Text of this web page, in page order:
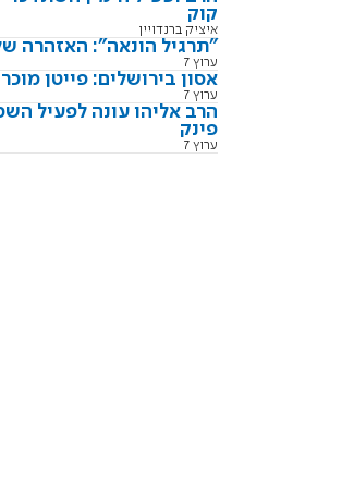
קוק
איציק ברנדויין
"תרגיל הונאה": האזהרה
ערוץ 7
אסון בירושלים: פייטן
ערוץ 7
הרב אליהו עונה לפעיל
פינק
ערוץ 7